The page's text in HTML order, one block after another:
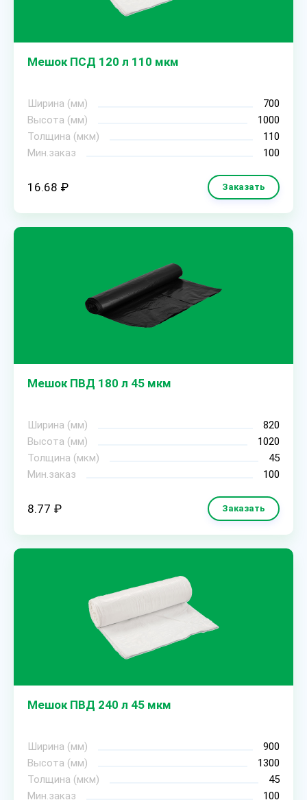
Мешок ПСД 120 л 110 мкм
Ширина (мм)
700
Высота (мм)
1000
Толщина (мкм)
110
Мин.заказ
100
16.68 ₽ Заказать
Мешок ПВД 180 л 45 мкм
Ширина (мм)
820
Высота (мм)
1020
Толщина (мкм)
45
Мин.заказ
100
8.77 ₽ Заказать
Мешок ПВД 240 л 45 мкм
Ширина (мм)
900
Высота (мм)
1300
Толщина (мкм)
45
Мин.заказ
100